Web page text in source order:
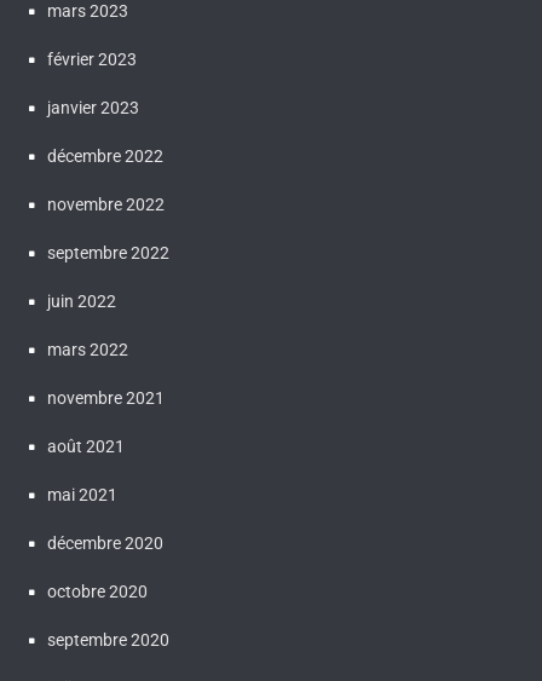
mars 2023
février 2023
janvier 2023
décembre 2022
novembre 2022
septembre 2022
juin 2022
mars 2022
novembre 2021
août 2021
mai 2021
décembre 2020
octobre 2020
septembre 2020